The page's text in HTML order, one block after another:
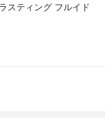
ティング フルイド